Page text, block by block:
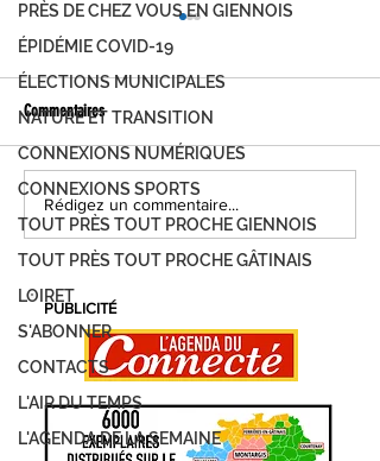
PRÈS DE CHEZ VOUS EN GIENNOIS
ÉPIDÉMIE COVID-19
ÉLECTIONS MUNICIPALES
NATURE ET TRANSITION
CONNEXIONS NUMÉRIQUES
CONNEXIONS SPORTS
TOUT PRÈS TOUT PROCHE GIENNOIS
TOUT PRÈS TOUT PROCHE GÂTINAIS
LOIRET
S'ABONNER
CONTACTS
L'AIR DU TEMPS
L'AGENDA DE LA SEMAINE
FOIRE DE MONTARGIS, C'EST PARTI !
DEMANDEZ LE PROGRAMME...
Commentaires
Rédigez un commentaire...
PUBLICITÉ